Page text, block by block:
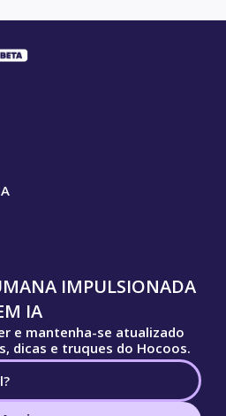
IMPULSIONADA
IA
e mantenha-se atualizado
dicas e truques do Hocoos.